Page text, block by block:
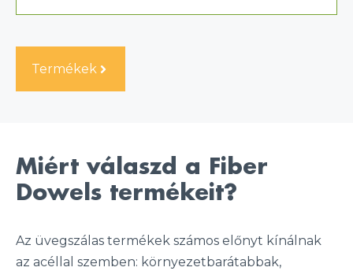
Termékek
Miért válaszd a Fiber
Dowels termékeit?
Az üvegszálas termékek számos előnyt kínálnak
az acéllal szemben: környezetbarátabbak,